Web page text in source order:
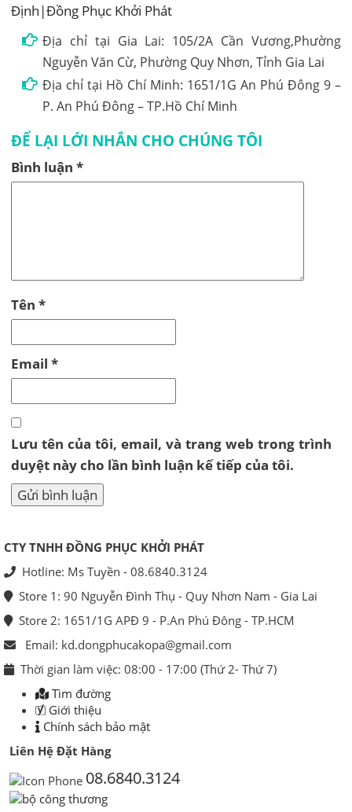
Định|Đồng Phục Khởi Phát
Địa chỉ tại Gia Lai: 105/2A Cần Vương,Phường
Nguyễn Văn Cừ, Phường Quy Nhơn, Tỉnh Gia Lai
Địa chỉ tại Hồ Chí Minh: 1651/1G An Phú Đông 9 –
P. An Phú Đông – TP.Hồ Chí Minh
ĐỂ LẠI LỚI NHẮN CHO CHÚNG TÔI
Bình luận*
Tên*
Email*
Lưu tên của tôi, email, và trang web trong trình
duyệt này cho lần bình luận kế tiếp của tôi.
CTY TNHH ĐỒNG PHỤC KHỞI PHÁT
Hotline: Ms Tuyền - 08.6840.3124
Store 1: 90 Nguyễn Đình Thụ - Quy Nhơn Nam - Gia Lai
Store 2: 1651/1G APĐ 9 - P.An Phú Đông - TP.HCM
Email: kd.dongphucakopa@gmail.com
Thời gian làm việc: 08:00 - 17:00 (Thứ 2- Thứ 7)
Tìm đường
Giới thiệu
Chính sách bảo mật
Liên Hệ Đặt Hàng
08.6840.3124